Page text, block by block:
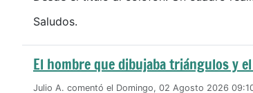
Saludos.
El hombre que dibujaba triángulos y
Julio A. comentó el Domingo, 02 Agosto 2026